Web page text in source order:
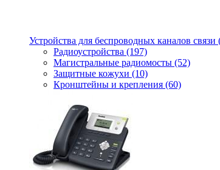
Устройства для беспроводных каналов связи
Радиоустройства (197)
Магистральные радиомосты (52)
Защитные кожухи (10)
Кронштейны и крепления (60)